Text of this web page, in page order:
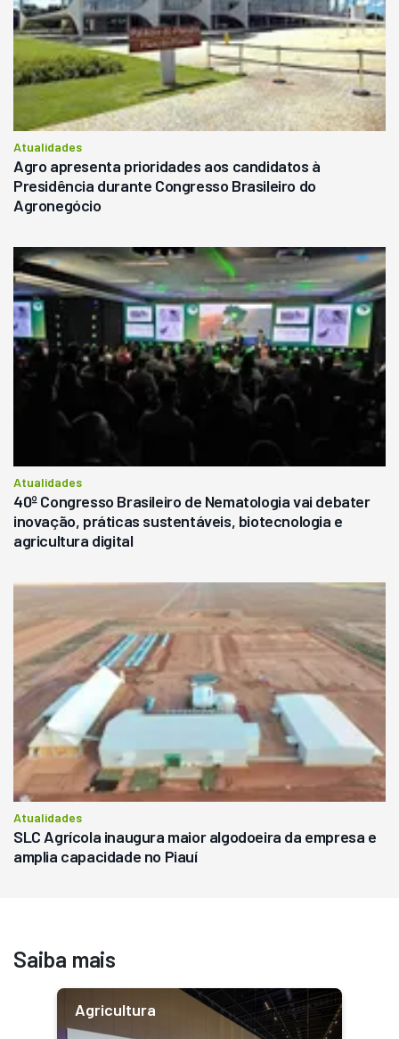
Atualidades
Agro apresenta prioridades aos candidatos à
Presidência durante Congresso Brasileiro do
Agronegócio
Atualidades
40º Congresso Brasileiro de Nematologia vai debater
inovação, práticas sustentáveis, biotecnologia e
agricultura digital
Atualidades
SLC Agrícola inaugura maior algodoeira da empresa e
amplia capacidade no Piauí
Saiba mais
Agricultura